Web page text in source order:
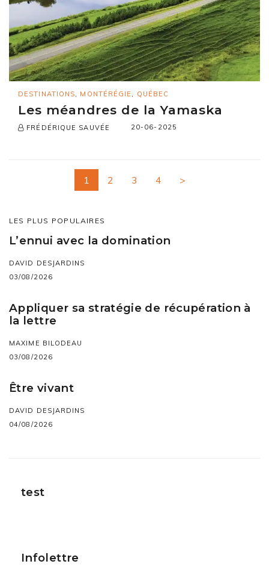
DESTINATIONS MONTÉRÉGIE QUÉBEC
Les méandres de la Yamaska
FRÉDÉRIQUE SAUVÉE 20-06-2025
1 2 3 4 >
LES PLUS POPULAIRES
L’ennui avec la domination
DAVID DESJARDINS
03/08/2026
Appliquer sa stratégie de récupération à
la lettre
MAXIME BILODEAU
03/08/2026
Être vivant
DAVID DESJARDINS
04/08/2026
test
Infolettre